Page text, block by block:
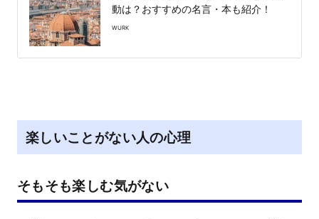
動は？おすすめの名言・本も紹介！
WURK
楽しいことがない人の心理
そもそも楽しむ気がない